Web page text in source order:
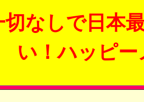
なしで日本
い！ハッピー